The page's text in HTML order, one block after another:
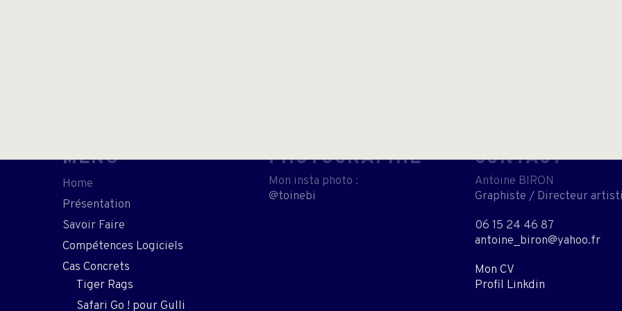
MENU
Home
Présentation
Savoir Faire
Compétences Logiciels
Cas Concrets
Tiger Rags
Safari Go ! pour Gulli
PHOTOGRAPHIE
Mon insta photo :
@toinebi
CONTACT
Antoine BIRON
Graphiste / Directeur
06 15 24 46 87
antoine_biron@yahoo.fr
Mon CV
Profil Linkdin